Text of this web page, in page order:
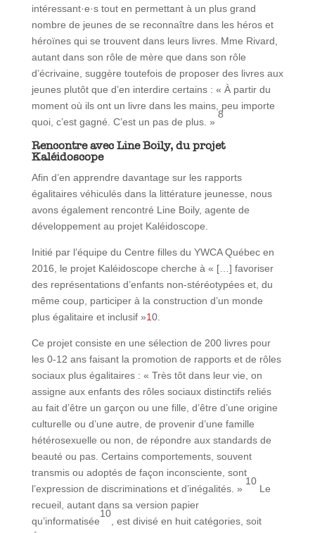
intéressant·e·s tout en permettant à un plus grand
nombre de jeunes de se reconnaître dans les héros et
héroïnes qui se trouvent dans leurs livres. Mme Rivard,
autant dans son rôle de mère que dans son rôle
d’écrivaine, suggère toutefois de proposer des livres aux
jeunes plutôt que d’en interdire certains : « À partir du
moment où ils ont un livre dans les mains, peu importe
quoi, c’est gagné. C’est un pas de plus. »
8
Rencontre avec Line Boily, du projet
Kaléidoscope
Afin d’en apprendre davantage sur les rapports
égalitaires véhiculés dans la littérature jeunesse, nous
avons également rencontré Line Boily, agente de
développement au projet Kaléidoscope.
Initié par l’équipe du Centre filles du YWCA Québec en
2016, le projet Kaléidoscope cherche à « […] favoriser
des représentations d’enfants non-stéréotypées et, du
même coup, participer à la construction d’un monde
plus égalitaire et inclusif »10.
Ce projet consiste en une sélection de 200 livres pour
les 0-12 ans faisant la promotion de rapports et de rôles
sociaux plus égalitaires : « Très tôt dans leur vie, on
assigne aux enfants des rôles sociaux distinctifs reliés
au fait d’être un garçon ou une fille, d’être d’une origine
culturelle ou d’une autre, de provenir d’une famille
hétérosexuelle ou non, de répondre aux standards de
beauté ou pas. Certains comportements, souvent
transmis ou adoptés de façon inconsciente, sont
l’expression de discriminations et d’inégalités. »
10
Le
recueil, autant dans sa version papier
qu’informatisée
10
, est divisé en huit catégories, soit